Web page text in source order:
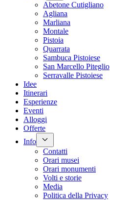
Abetone Cutigliano
Agliana
Marliana
Montale
Pistoia
Quarrata
Sambuca Pistoiese
San Marcello Piteglio
Serravalle Pistoiese
Idee
Itinerari
Esperienze
Eventi
Alloggi
Offerte
Info
Contatti
Orari musei
Orari monumenti
Volti e storie
Media
Politica della Privacy